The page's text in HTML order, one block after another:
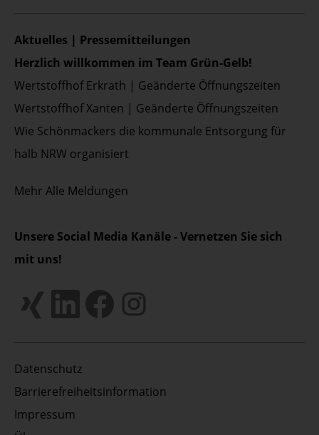
Datenschutz
Barrierefreiheitsinformation
Impressum
Aktuelles | Pressemitteilungen
Herzlich willkommen im Team Grün-Gelb!
Wertstoffhof Erkrath | Geänderte Öffnungszeiten
Wertstoffhof Xanten | Geänderte Öffnungszeiten
Wie Schönmackers die kommunale Entsorgung für
halb NRW organisiert
Mehr Alle Meldungen
Unsere Social Media Kanäle - Vernetzen Sie sich
mit uns!